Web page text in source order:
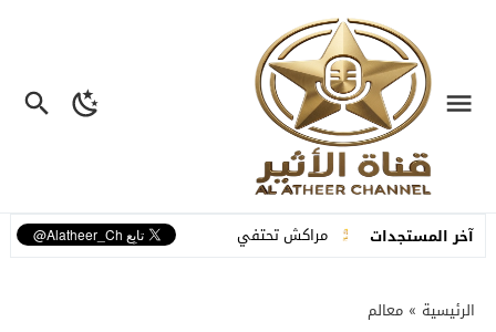
آخر المستجدات
الإمارات مراكش تحتفي بتراثها الشعبي في افتتاح الدورة الـ55 للمهرجان الوطني للفنون الشعبية
الرئيسية » معالم